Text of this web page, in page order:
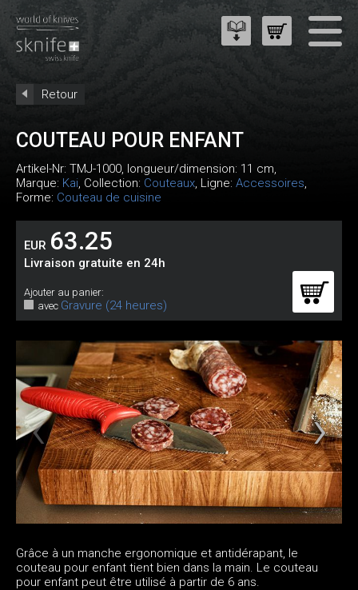
Retour
COUTEAU POUR ENFANT
Artikel-Nr: TMJ-1000, longueur/dimension: 11 cm,
Marque: Kai, Collection: Couteaux, Ligne: Accessoires,
Forme: Couteau de cuisine
EUR 63.25
Livraison gratuite en 24h
Ajouter au panier:
avec Gravure (24 heures)
Grâce à un manche ergonomique et antidérapant, le
couteau pour enfant tient bien dans la main. Le couteau
pour enfant peut être utilisé à partir de 6 ans.